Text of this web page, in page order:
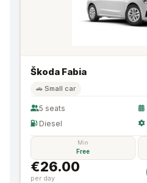
Škoda Fabia
🚗 Small car
5 seats
Diesel
Min
Free
€26.00
per day